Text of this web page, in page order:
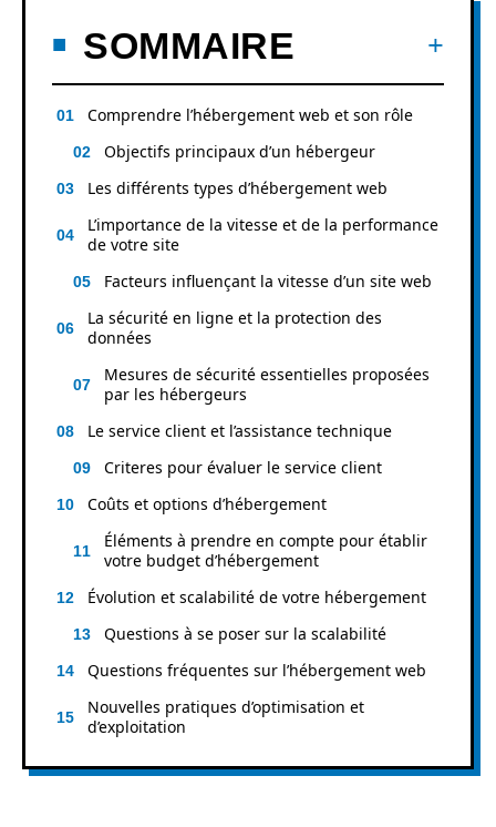
SOMMAIRE
Comprendre l’hébergement web et son rôle
Objectifs principaux d’un hébergeur
Les différents types d’hébergement web
L’importance de la vitesse et de la performance
de votre site
Facteurs influençant la vitesse d’un site web
La sécurité en ligne et la protection des
données
Mesures de sécurité essentielles proposées
par les hébergeurs
Le service client et l’assistance technique
Criteres pour évaluer le service client
Coûts et options d’hébergement
Éléments à prendre en compte pour établir
votre budget d’hébergement
Évolution et scalabilité de votre hébergement
Questions à se poser sur la scalabilité
Questions fréquentes sur l’hébergement web
Nouvelles pratiques d’optimisation et
d’exploitation